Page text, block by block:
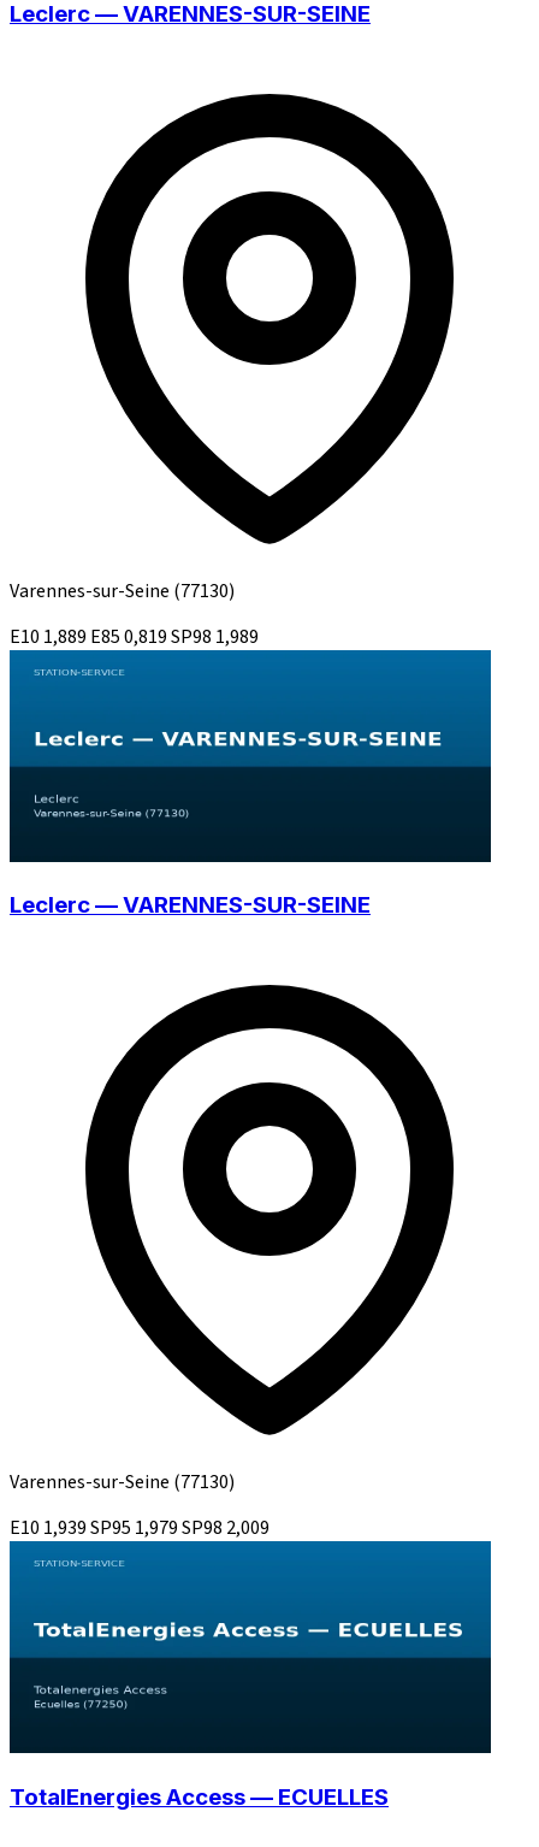
Leclerc — VARENNES-SUR-SEINE
Varennes-sur-Seine (77130)
E10 1,889 E850,819SP98 1,989
Leclerc — VARENNES-SUR-SEINE
Varennes-sur-Seine (77130)
E10 1,939SP95 1,979SP98 2,009
TotalEnergies Access — ECUELLES